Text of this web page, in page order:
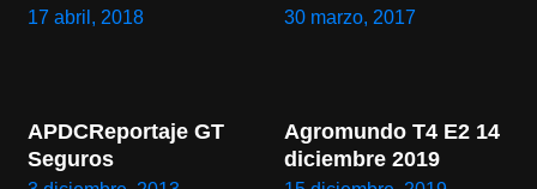
17 abril, 2018 30 marzo, 2017
APDCReportaje GT
Seguros
Agromundo T4 E2 14
diciembre 2019